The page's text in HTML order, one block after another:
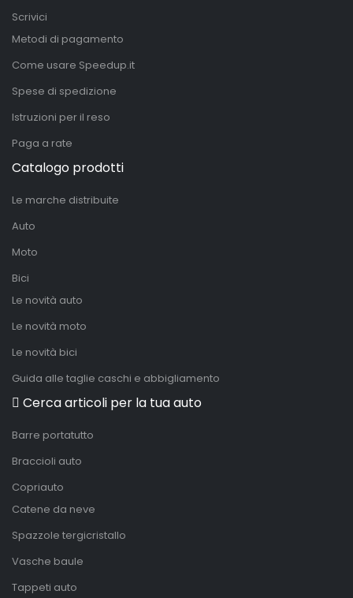
Scrivici
Metodi di pagamento
Come usare Speedup.it
Spese di spedizione
Istruzioni per il reso
Paga a rate
Catalogo prodotti
Le marche distribuite
Auto
Moto
Bici
Le novità auto
Le novità moto
Le novità bici
Guida alle taglie caschi e abbigliamento
Cerca articoli per la tua auto
Barre portatutto
Braccioli auto
Copriauto
Catene da neve
Spazzole tergicristallo
Vasche baule
Tappeti auto